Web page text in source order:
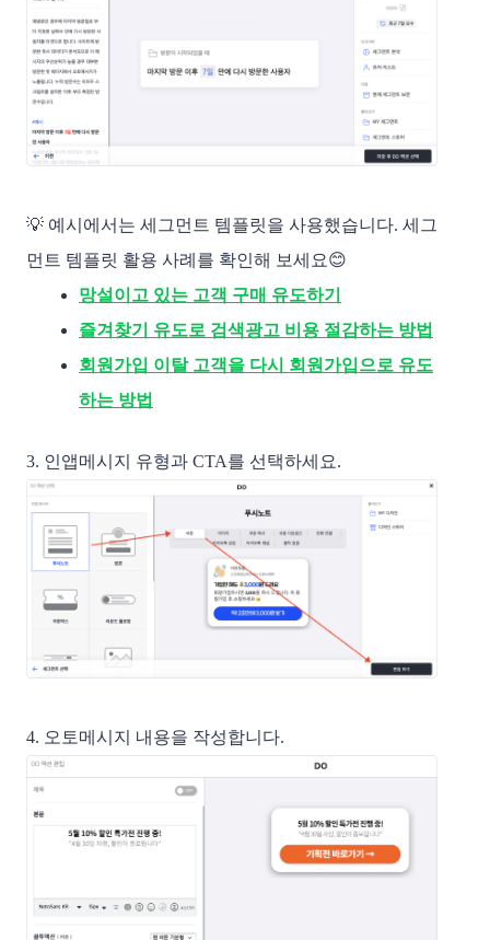
💡 예시에서는 세그먼트 템플릿을 사용했습니다. 세그
먼트 템플릿 활용 사례를 확인해 보세요😊
망설이고 있는 고객 구매 유도하기
즐겨찾기 유도로 검색광고 비용 절감하는 방법
회원가입 이탈 고객을 다시 회원가입으로 유도
하는 방법
3. 인앱메시지 유형과 CTA를 선택하세요.
4. 오토메시지 내용을 작성합니다.